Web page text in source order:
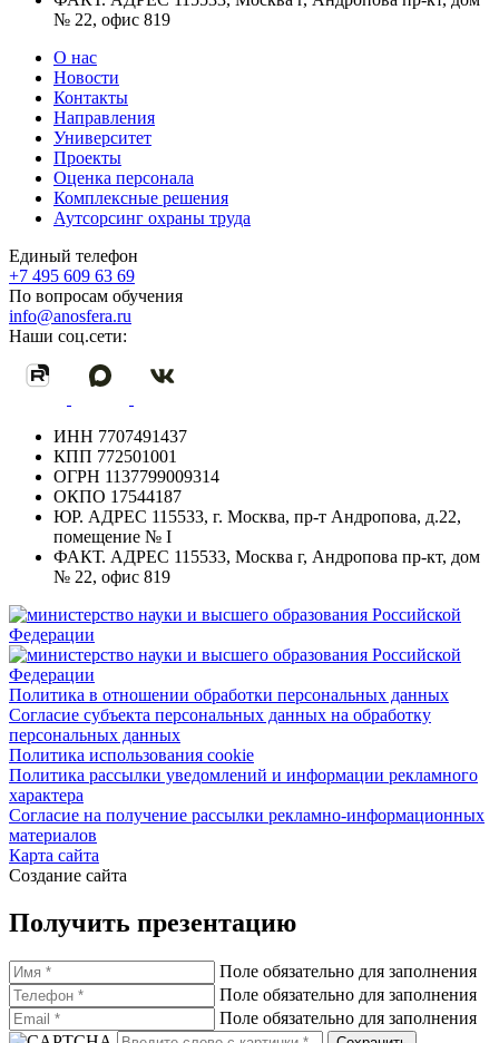
№ 22, офис 819
О нас
Новости
Контакты
Направления
Университет
Проекты
Оценка персонала
Комплексные решения
Аутсорсинг охраны труда
Единый телефон
+7 495 609 63 69
По вопросам обучения
info@anosfera.ru
Наши соц.сети:
ИНН 7707491437
КПП 772501001
ОГРН 1137799009314
ОКПО 17544187
ЮР. АДРЕС 115533, г. Москва, пр-т Андропова, д.22,
помещение № I
ФАКТ. АДРЕС 115533, Москва г, Андропова пр-кт, дом
№ 22, офис 819
Политика в отношении обработки персональных данных
Согласие субъекта персональных данных на обработку
персональных данных
Политика использования cookie
Политика рассылки уведомлений и информации рекламного
характера
Согласие на получение рассылки рекламно-информационных
материалов
Карта сайта
Создание сайта
Получить презентацию
Поле обязательно для заполнения
Поле обязательно для заполнения
Поле обязательно для заполнения